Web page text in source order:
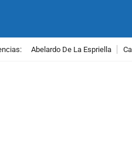
Abelardo De La Espriella